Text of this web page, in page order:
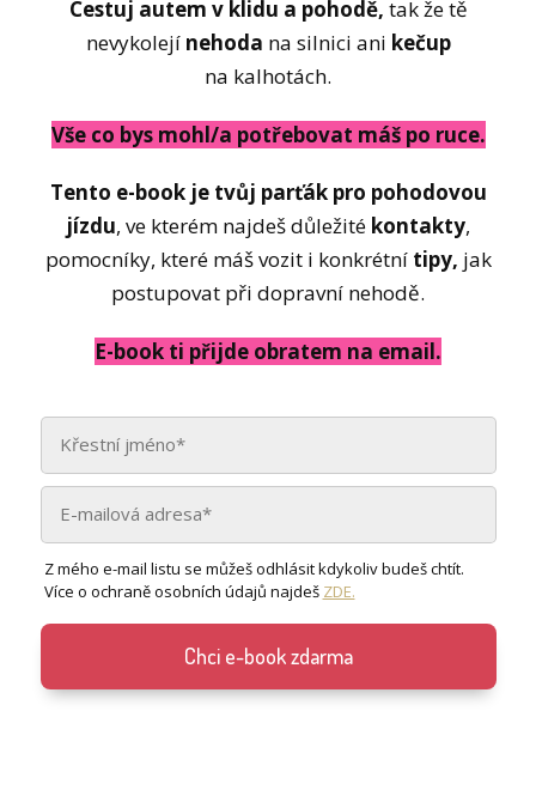
Cestuj autem v klidu a pohodě, tak že tě
nevykolejí nehoda na silnici ani kečup
na kalhotách.
Vše co bys mohl/a potřebovat máš po ruce.
Tento e-book je tvůj parťák pro pohodovou
jízdu, ve kterém najdeš důležité kontakty,
pomocníky, které máš vozit i konkrétnítipy, jak
postupovat při dopravní nehodě.
E-book ti přijde obratem na email.
Z mého e-mail listu se můžeš odhlásit kdykoliv budeš chtít.
Více o ochraně osobních údajů najdeš ZDE.
Chci e-book zdarma